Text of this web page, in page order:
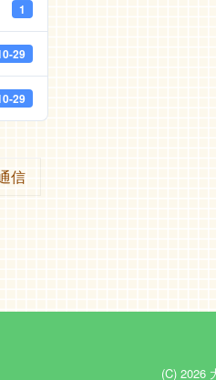
1
29
29
信
(C) 2026